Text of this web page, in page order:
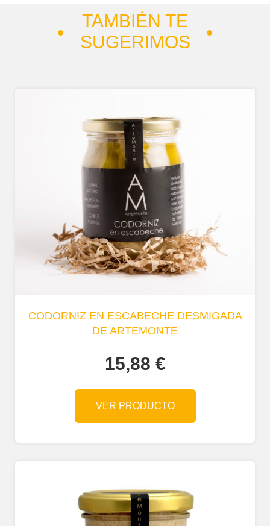
TAMBIÉN TE
SUGERIMOS
CODORNIZ EN ESCABECHE DESMIGADA
DE ARTEMONTE
15,88 €
VER PRODUCTO